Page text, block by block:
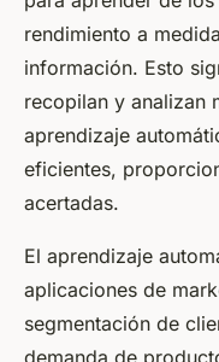
rendimiento a
información. Esto
recopilan y analizan
aprendizaje
eficientes,
acertadas.
El aprendizaje
aplicaciones de
segmentación de
demanda de